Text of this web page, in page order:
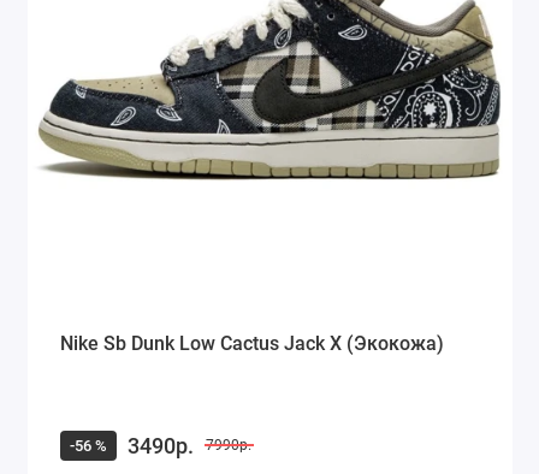
Nike Sb Dunk Low Cactus Jack X (Экокожа)
-56 % 3490р. 7990р.